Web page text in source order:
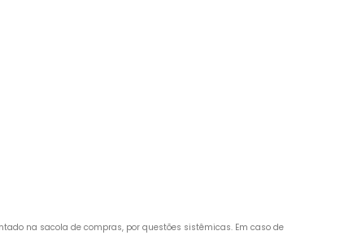
na sacola de compras, por questões sistêmicas. Em caso de